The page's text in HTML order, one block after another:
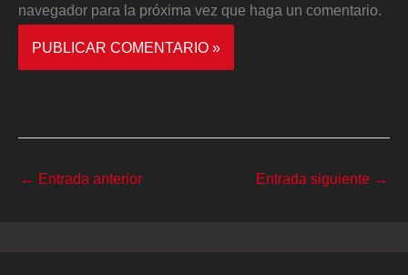
navegador para la próxima vez que haga un comentario.
← Entrada anterior Entrada siguiente →